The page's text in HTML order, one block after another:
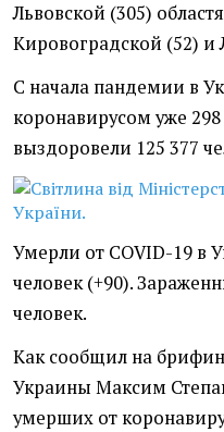
Львовской (305)
Кировоградской (52) и
С начала пандемии в
коронавирусом уже
выздоровели 125 377
Умерли от COVID-19 в
человек (+90).
человек.
Как сообщил на
Украины Максим
умерших от